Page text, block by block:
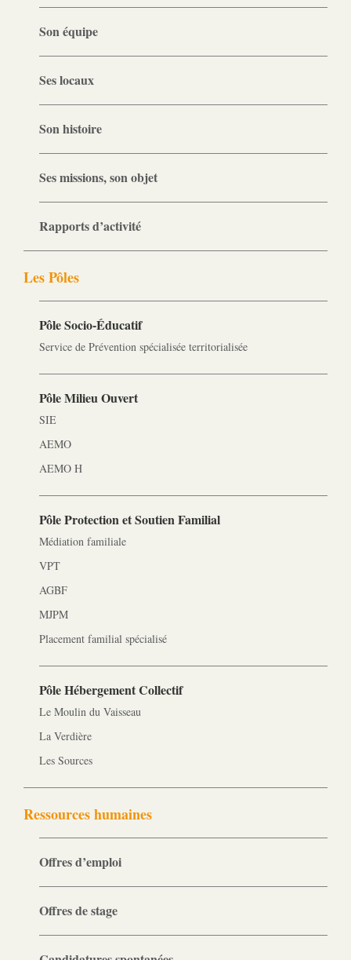
Son équipe
Ses locaux
Son histoire
Ses missions, son objet
Rapports d’activité
Les Pôles
Pôle Socio-­Éducatif
Service de Prévention spécialisée territorialisée
Pôle Milieu Ouvert
SIE
AEMO
AEMO H
Pôle Protection et Soutien Familial
Médiation familiale
VPT
AGBF
MJPM
Placement familial spécialisé
Pôle Hébergement Collectif
Le Moulin du Vaisseau
La Verdière
Les Sources
Ressources humaines
Offres d’emploi
Offres de stage